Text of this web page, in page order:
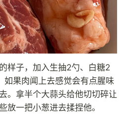
样子，加入生抽2勺、白糖2
如果肉闻上去感觉会有点腥味
。拿半个大蒜头给他切切碎让
放一把小葱进去揉捏他。